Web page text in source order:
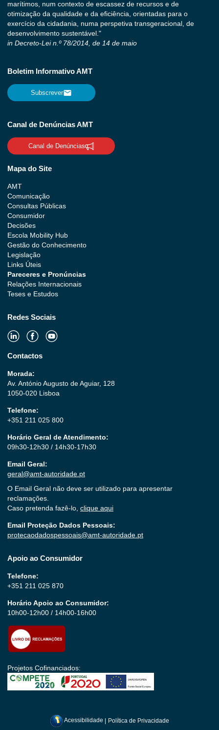
marítimos, num contexto de escassez de recursos e de
otimização da qualidade e da eficiência, orientadas para o
exercício da cidadania, numa perspetiva transgeracional, de
desenvolvimento sustentável."
in Decreto-Lei n.º 78/2014, de 14 de maio
Boletim Informativo AMT
Subscrever
Canal de Denúncias AMT
Canal de Denúncias
Mapa do Site
AMT
Comunicação
Consultas Públicas
Consumidor
Decisões
Escola Mobility Hub
Gestão do Conhecimento
Legislação
Links Úteis
Pareceres e Pronúncias
Relações Internacionais
Teses e Estudos
Redes Sociais
Contactos
Morada:
Av. António Augusto de Aguiar, 128
1050-020 Lisboa
Telefone:
+351 211 025 800
Horário Geral de Atendimento:
09h30-12h30 / 14h30-17h30
Email Geral:
geral@amt-autoridade.pt
O Email Geral não deve ser utilizado para apresentar
reclamações.
Caso pretenda fazê-lo, clique aqui
Email Proteção Dados Pessoais:
protecaodadospessoais@amt-autoridade.pt
Apoio ao Consumidor
Telefone:
+351 211 025 870
Horário Apoio ao Consumidor:
10h00-12h00 / 14h00-16h00
Projetos Cofinanciados:
Acessibilidade | Política de Privacidade